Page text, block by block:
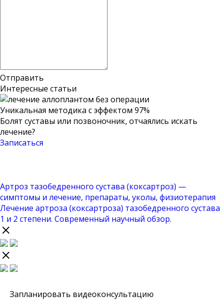
Отправить
Интересные статьи
Уникальная методика с эффектом 97%
Болят суставы или позвоночник, отчаялись искать
лечение?
Записаться
Артроз тазобедренного сустава (коксартроз) —
симптомы и лечение, препараты, уколы, физиотерапия
Лечение артроза (коксартроза) тазобедренного сустава
1 и 2 степени. Современный научный обзор.
Запланировать видеоконсультацию